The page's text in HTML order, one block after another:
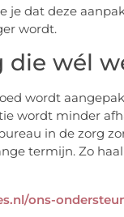
je dat deze
wordt.
die wél
wordt
wordt minder
in de zorg
termijn. Zo
ons-